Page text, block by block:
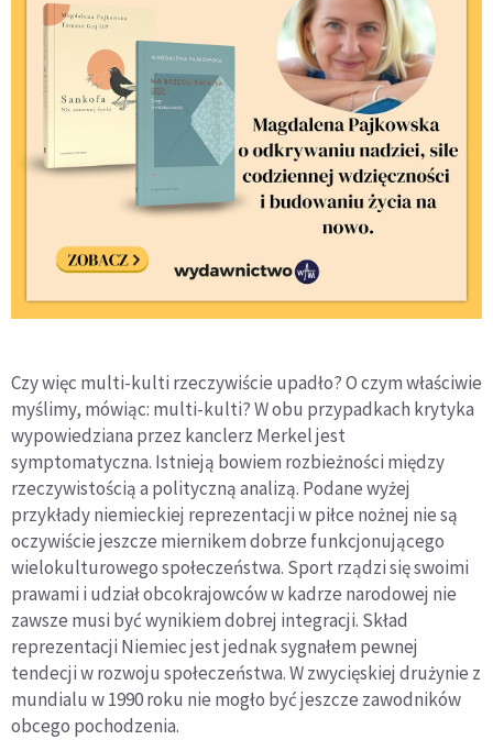
Czy więc multi-kulti rzeczywiście upadło? O czym właściwie
myślimy, mówiąc: multi-kulti? W obu przypadkach krytyka
wypowiedziana przez kanclerz Merkel jest
symptomatyczna. Istnieją bowiem rozbieżności między
rzeczywistością a polityczną analizą. Podane wyżej
przykłady niemieckiej reprezentacji w piłce nożnej nie są
oczywiście jeszcze miernikem dobrze funkcjonującego
wielokulturowego społeczeństwa. Sport rządzi się swoimi
prawami i udział obcokrajowców w kadrze narodowej nie
zawsze musi być wynikiem dobrej integracji. Skład
reprezentacji Niemiec jest jednak sygnałem pewnej
tendecji w rozwoju społeczeństwa. W zwycięskiej drużynie z
mundialu w 1990 roku nie mogło być jeszcze zawodników
obcego pochodzenia.